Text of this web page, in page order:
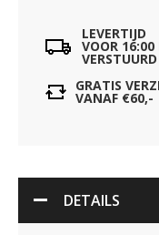
LEVERTIJD
VOOR 16:00
VERSTUURD
GRATIS
VANAF €60,-
DETAILS